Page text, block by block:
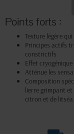
Points forts :
Texture légère
Principes actifs
constrictifs
Effet
Atténue les
Composition
lierre grimpant
citron et de litséa